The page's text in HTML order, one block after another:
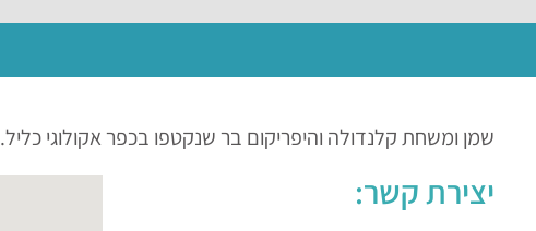
שמן ומשחת קלנדולה והיפריקום בר שנקטפו בכפר אקולוגי כליל.
יצירת קשר: